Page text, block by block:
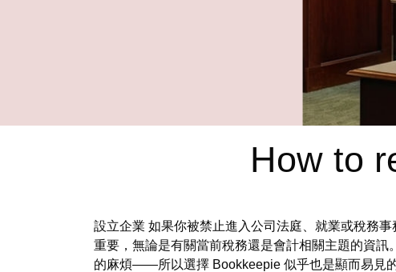
How to
設立企業 如果你被禁止進入公司法庭、就業或稅務
重要，無論是有關當前稅務還是會計相關主題的資訊
的麻煩——所以選擇 Bookkeepie 似乎也是顯而易見